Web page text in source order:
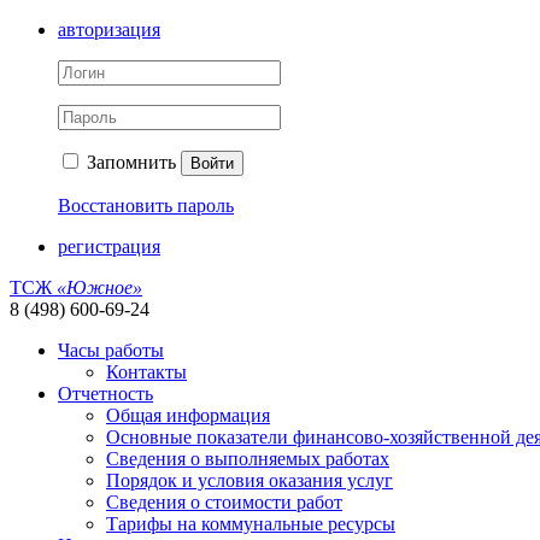
авторизация
Запомнить Войти
Восстановить пароль
регистрация
ТСЖ «Южное»
8 (498) 600-69-24
Часы работы
Контакты
Отчетность
Общая информация
Основные показатели финансово-хозяйственной
Сведения о выполняемых работах
Порядок и условия оказания услуг
Сведения о стоимости работ
Тарифы на коммунальные ресурсы